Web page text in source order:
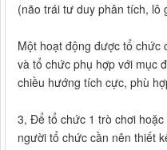
(não trái tư duy phân tích, lô
Một hoạt động được tổ chức
và tổ chức phụ hợp với mục
chiều hướng tích cực, phù
3, Để tổ chức 1 trò chơi
người tổ chức cần nên thiết